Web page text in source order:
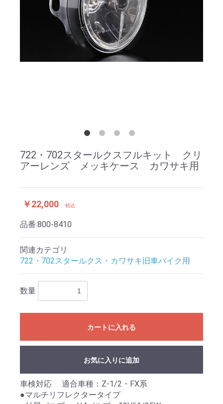
722・702スタールクスフルキット クリ
アーレンズ メッキケース カワサキ用
￥22,000 税込
品番:800-8410
関連カテゴリ
722・702スタールクス・カワサキ旧車バイク用
数量
カートに入れる
お気に入りに追加
車検対応 適合車種：Z-1/2・FX系
●マルチリフレクタータイプ